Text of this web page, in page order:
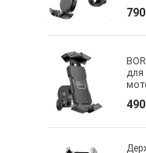
для